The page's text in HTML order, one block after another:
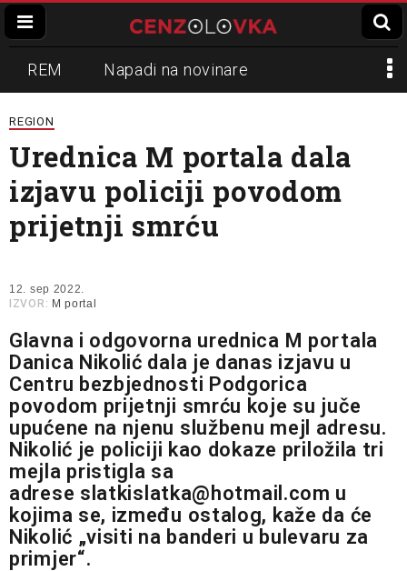
REM Napadi na novinare
Zvučni top
Propaganda Lokalni mediji
Informer Slavko Ćuruvija
REGION
Urednica M portala dala
izjavu policiji povodom
prijetnji smrću
12. sep 2022.
IZVOR: M portal
Glavna i odgovorna urednica M portala
Danica Nikolić dala je danas izjavu u
Centru bezbjednosti Podgorica
povodom prijetnji smrću koje su juče
upućene na njenu službenu mejl adresu.
Nikolić je policiji kao dokaze priložila tri
mejla pristigla sa
adrese slatkislatka@hotmail.com u
kojima se, između ostalog, kaže da će
Nikolić „visiti na banderi u bulevaru za
primjer“.